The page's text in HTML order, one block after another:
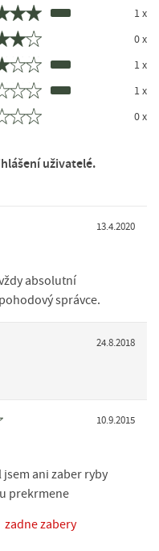
1 x
0 x
1 x
1 x
0 x
uživatelé.
13.4.2020
absolutní
správce.
24.8.2018
10.9.2015
ani zaber ryby
prekrmene
zadne zabery